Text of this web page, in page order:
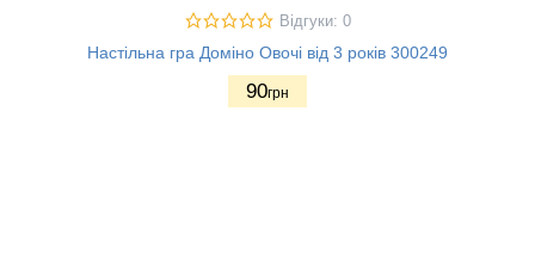
Відгуки: 0
Настільна гра Доміно Овочі від 3 років 300249
90грн